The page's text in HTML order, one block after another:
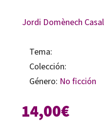
Jordi Domènech Casal
Tema:
Colección:
Género: No ficción
14,00€